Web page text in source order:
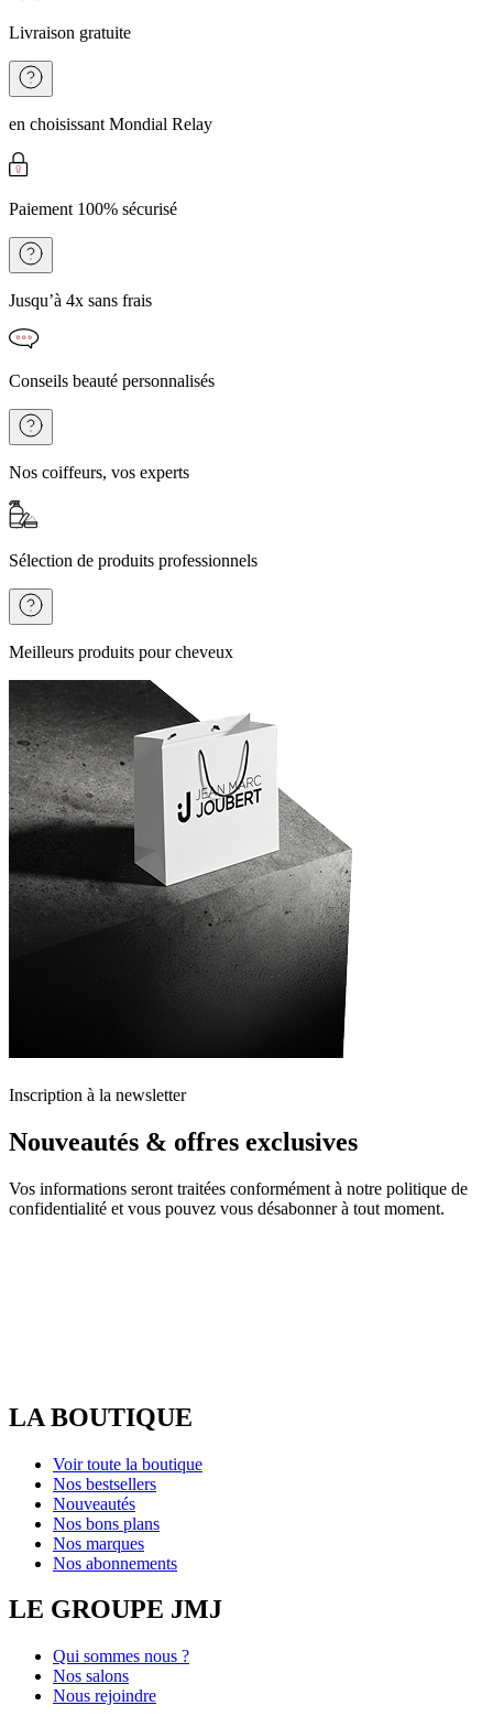
Livraison gratuite
en choisissant Mondial Relay
Paiement 100% sécurisé
Jusqu’à 4x sans frais
Conseils beauté personnalisés
Nos coiffeurs, vos experts
Sélection de produits professionnels
Meilleurs produits pour cheveux
Inscription à la newsletter
Nouveautés & offres exclusives
Vos informations seront traitées conformément à notre politique de
confidentialité et vous pouvez vous désabonner à tout moment.
LA BOUTIQUE
Voir toute la boutique
Nos bestsellers
Nouveautés
Nos bons plans
Nos marques
Nos abonnements
LE GROUPE JMJ
Qui sommes nous ?
Nos salons
Nous rejoindre